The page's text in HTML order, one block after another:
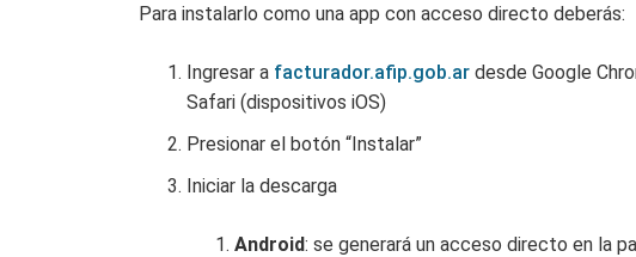
Para instalarlo como una app con acceso directo deberás:
Ingresar a facturador.afip.gob.ardesde Google
Safari (dispositivos iOS)
Presionar el botón “Instalar”
Iniciar la descarga
Android: se generará un acceso directo en la